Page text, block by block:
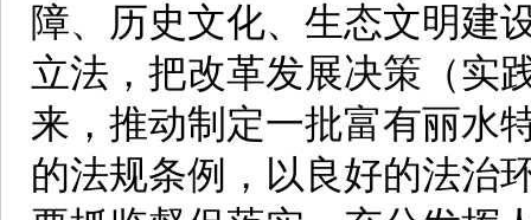
障、历史文化、生态文明建
立法，把改革发展决策（实
来，推动制定一批富有丽水
的法规条例，以良好的法治